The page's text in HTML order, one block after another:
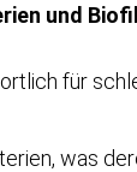
und
für
was